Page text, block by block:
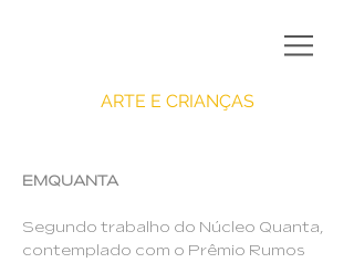
ARTE E CRIANÇAS
EMQUANTA
Segundo trabalho do Núcleo Quanta,
contemplado com o Prêmio Rumos